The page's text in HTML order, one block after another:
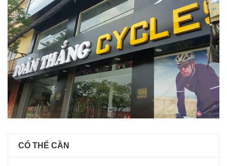
CÓ THỂ CẦN